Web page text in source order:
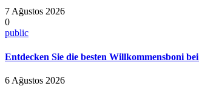
7 Ağustos 2026
0
public
Entdecken Sie die besten Willkommensboni
6 Ağustos 2026